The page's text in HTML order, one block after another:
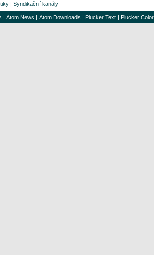
| Syndikační kanály
| Atom News | Atom Downloads | Plucker Text | Plucker Color